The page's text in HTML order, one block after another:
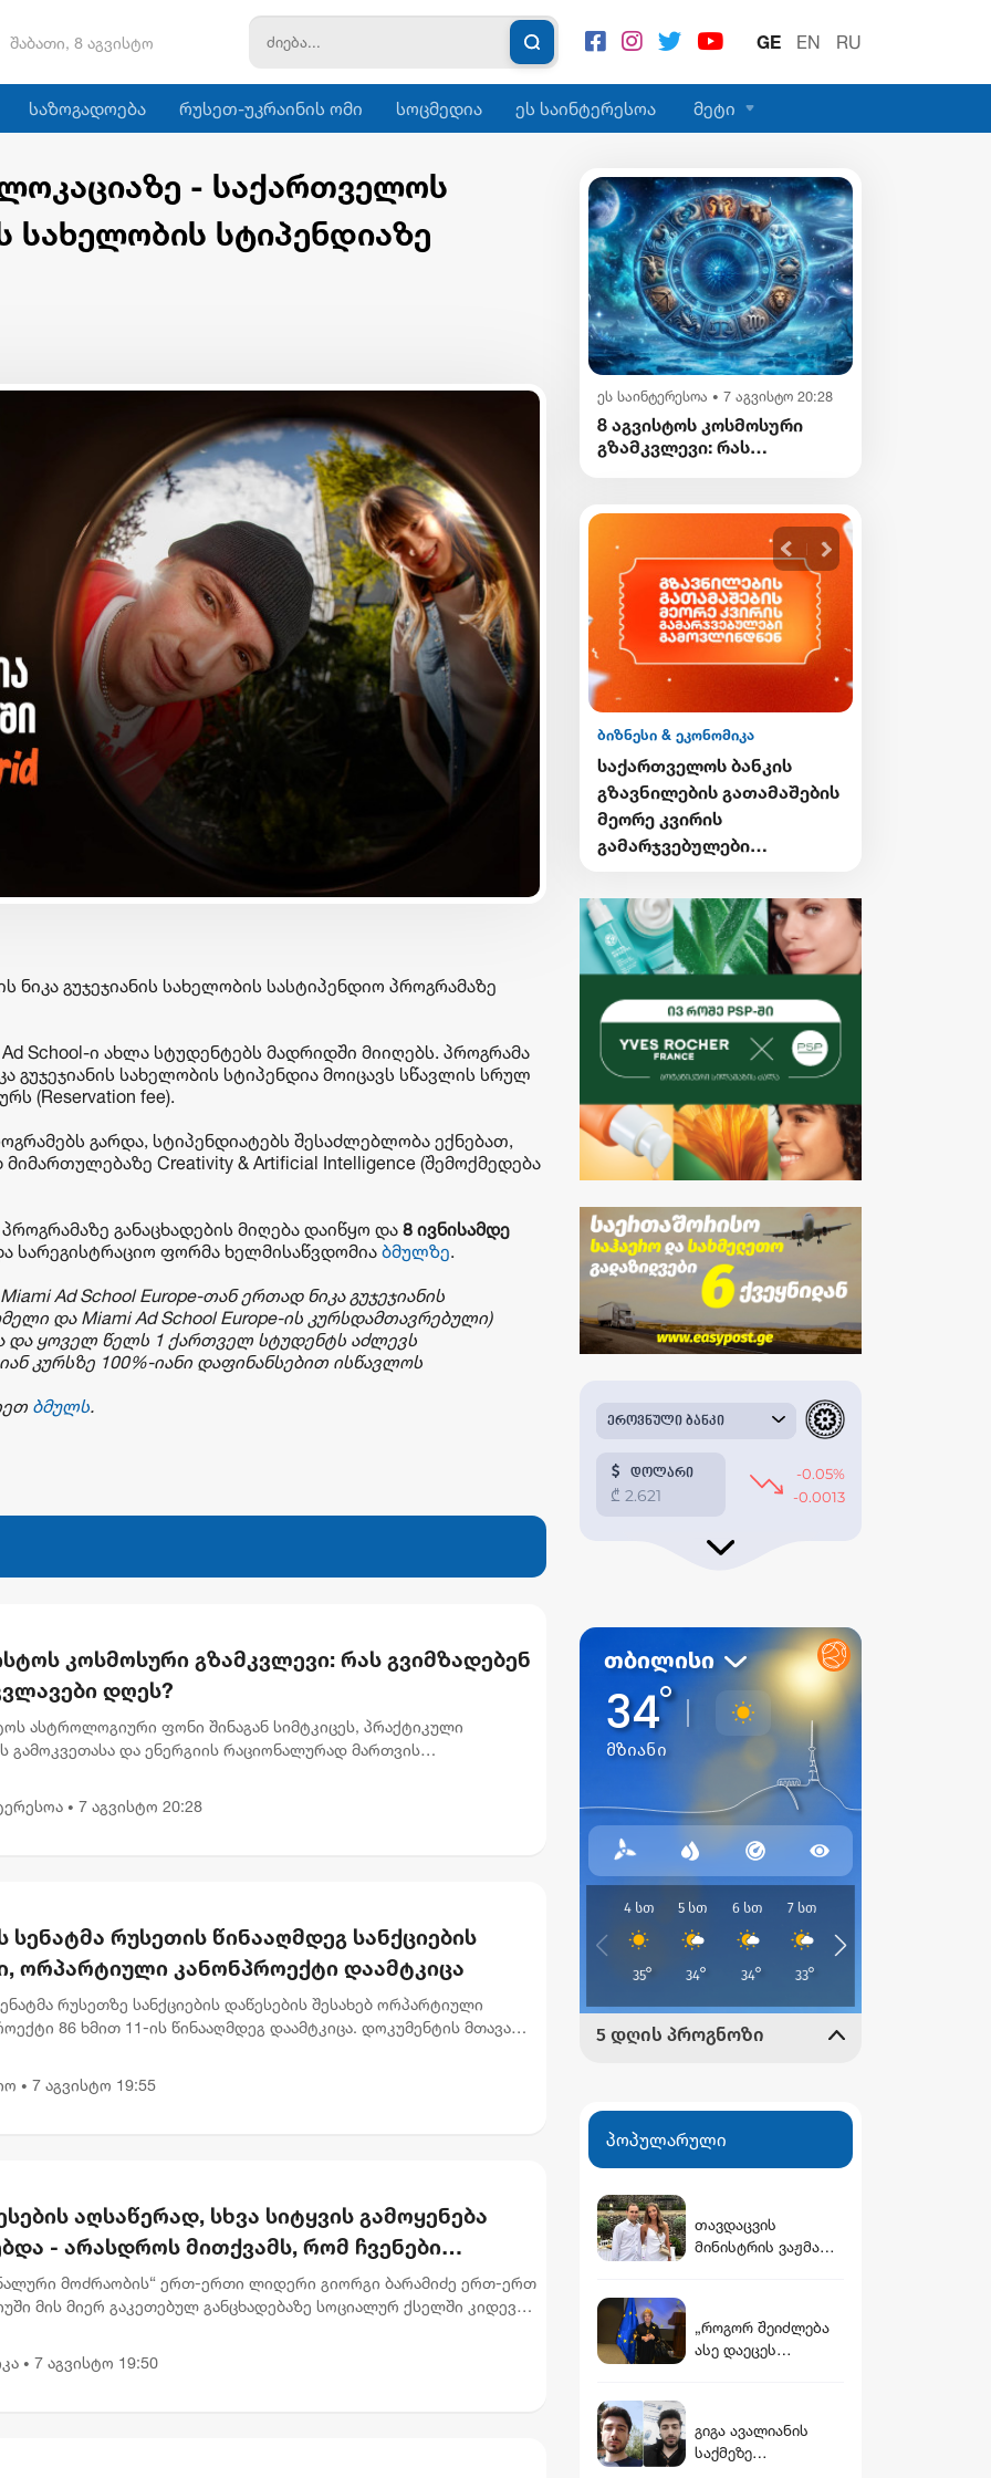
შაბათი, 8 აგვისტო GE EN RU
საზოგადოება რუსეთ-უკრაინის ომი სოცმედია ეს საინტერესოა მეტი
- საქართველოს
სახელობის სტიპენდიაზე
ნიკა გუჯეჯიანის სახელობის სასტიპენდიო პროგრამაზე
Ad School-ი ახლა სტუდენტებს მადრიდში მიიღებს. პროგრამა
გუჯეჯიანის სახელობის სტიპენდია მოიცავს სწავლის სრულ
(Reservation fee).
გარდა, სტიპენდიატებს შესაძლებლობა ექნებათ,
Creativity & Artificial Intelligence (შემოქმედება
განაცხადების მიღება დაიწყო და 8 ივნისამდე
სარეგისტრაციო ფორმა ხელმისაწვდომია ბმულზე.
Ad School Europe-თან ერთად ნიკა გუჯეჯიანის
დაMiami Ad School Europe-ის კურსდამთავრებული)
და ყოველ წელს 1 ქართველ სტუდენტს აძლევს
კურსზე 100%-იანი დაფინანსებით ისწავლოს
ბმულს.
კოსმოსური გზამკვლევი: რას გვიმზადებენ
დღეს?
ასტროლოგიური ფონი შინაგან სიმტკიცეს, პრაქტიკული
გამოკვეთასა და ენერგიის რაციონალურად მართვის
საქმე...
• 7 აგვისტო 20:28
სენატმა რუსეთის წინააღმდეგ სანქციების
ორპარტიული კანონპროექტი დაამტკიცა
რუსეთზე სანქციების დაწესების შესახებ ორპარტიული
86 ხმით 11-ის წინააღმდეგ დაამტკიცა. დოკუმენტის მთავარი
• 7 აგვისტო 19:55
აღსაწერად, სხვა სიტყვის გამოყენება
- არასდროს მითქვამს, რომ ჩვენები
ან დატყვევებულს "ხვრეტდნენ" -
მოძრაობის“ ერთ-ერთი ლიდერი გიორგი ბარამიძე ერთ-ერთ
მის მიერ გაკეთებულ განცხადებაზე სოციალურ ქსელში კიდევ
• 7 აგვისტო 19:50
ეს საინტერესოა • 7 აგვისტო 20:28
8 აგვისტოს კოსმოსური
გზამკვლევი: რას
ბიზნესი & ეკონომიკა
Wine Square X Lunatic
ერთმანეთის
მხარდასაჭერად | მცირე
ბიზნესის ჯაჭვი
ბიზნესი & ეკონომიკა
საქართველოს ბანკის
მობილბანკის მორიგი
შესაძლებლობები
ბიზნესი & ეკონომიკა
საქართველოს ბანკის
გზავნილების გათამაშების
მეორე კვირის
გამარჯვებულები
პოპულარული
თავდაცვის
მინისტრის ვაჟმა
რჩეული
„როგორ შეიძლება
ასე დაეცეს
გაბახებისთვის
ემეტებოდეს“ -
გიგა ავალიანის
საქმეზე